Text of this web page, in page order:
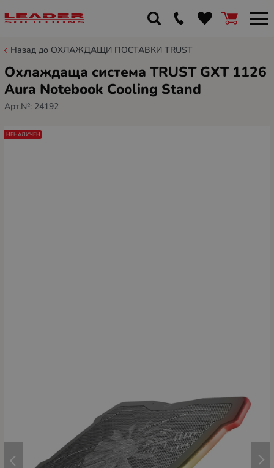
Назад до ОХЛАЖДАЩИ ПОСТАВКИ TRUST
Охлаждаща система TRUST GXT 1126
Aura Notebook Cooling Stand
Арт.№: 24192
НЕНАЛИЧЕН